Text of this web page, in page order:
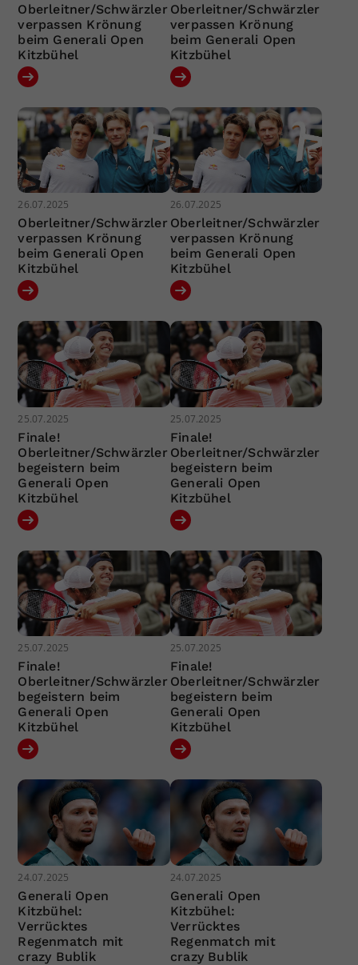
Oberleitner/Schwärzler
verpassen Krönung
beim Generali Open
Kitzbühel
Oberleitner/Schwärzler
verpassen Krönung
beim Generali Open
Kitzbühel
26.07.2025
Oberleitner/Schwärzler
verpassen Krönung
beim Generali Open
Kitzbühel
26.07.2025
Oberleitner/Schwärzler
verpassen Krönung
beim Generali Open
Kitzbühel
25.07.2025
Finale!
Oberleitner/Schwärzler
begeistern beim
Generali Open
Kitzbühel
25.07.2025
Finale!
Oberleitner/Schwärzler
begeistern beim
Generali Open
Kitzbühel
25.07.2025
Finale!
Oberleitner/Schwärzler
begeistern beim
Generali Open
Kitzbühel
25.07.2025
Finale!
Oberleitner/Schwärzler
begeistern beim
Generali Open
Kitzbühel
24.07.2025
Generali Open
Kitzbühel:
Verrücktes
Regenmatch mit
crazy Bublik
24.07.2025
Generali Open
Kitzbühel:
Verrücktes
Regenmatch mit
crazy Bublik